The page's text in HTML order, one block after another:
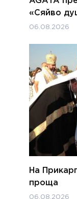
«Сяйво
06.08.2026
На
проща
06.08.2026